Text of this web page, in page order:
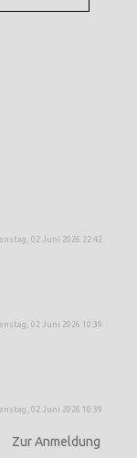
02 Juni 2026 22:42
02 Juni 2026 10:39
02 Juni 2026 10:39
Zur Anmeldung